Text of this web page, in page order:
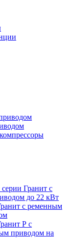
Гранит с
до 22 кВт
с ременным
Р с
приводом на